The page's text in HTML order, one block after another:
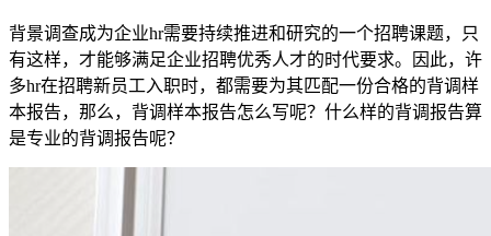
背景调查成为企业hr需要持续推进和研究的一个招聘课题，只
有这样，才能够满足企业招聘优秀人才的时代要求。因此，许
多hr在招聘新员工入职时，都需要为其匹配一份合格的背调样
本报告，那么，背调样本报告怎么写呢？什么样的背调报告算
是专业的背调报告呢？